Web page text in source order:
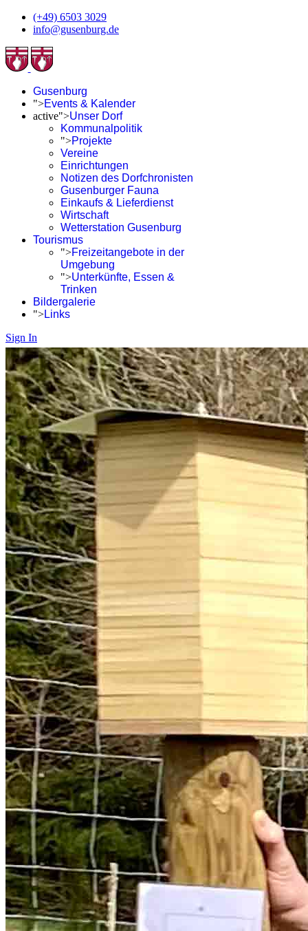
(+49) 6503 3029
info@gusenburg.de
Gusenburg
">Events & Kalender
active">Unser Dorf
Kommunalpolitik
">Projekte
Vereine
Einrichtungen
Notizen des Dorfchronisten
Gusenburger Fauna
Einkaufs & Lieferdienst
Wirtschaft
Wetterstation Gusenburg
Tourismus
">Freizeitangebote in der
Umgebung
">Unterkünfte, Essen &
Trinken
Bildergalerie
">Links
Sign In